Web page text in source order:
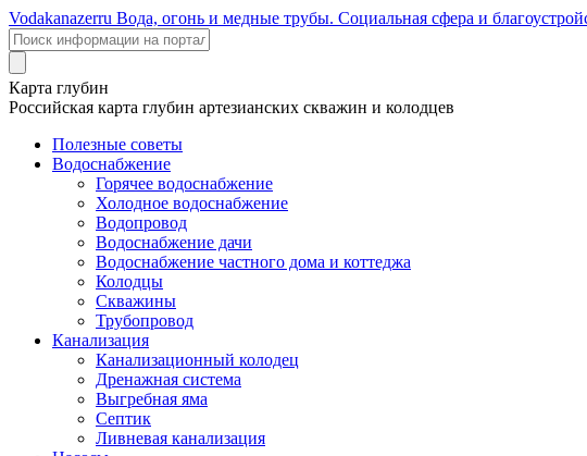
Vodakanazerru Вода, огонь и медные трубы. Социальная сфера и
Карта глубин
Российская карта глубин артезианских скважин и колодцев
Полезные советы
Водоснабжение
Горячее водоснабжение
Холодное водоснабжение
Водопровод
Водоснабжение дачи
Водоснабжение частного дома и коттеджа
Колодцы
Скважины
Трубопровод
Канализация
Канализационный колодец
Дренажная система
Выгребная яма
Септик
Ливневая канализация